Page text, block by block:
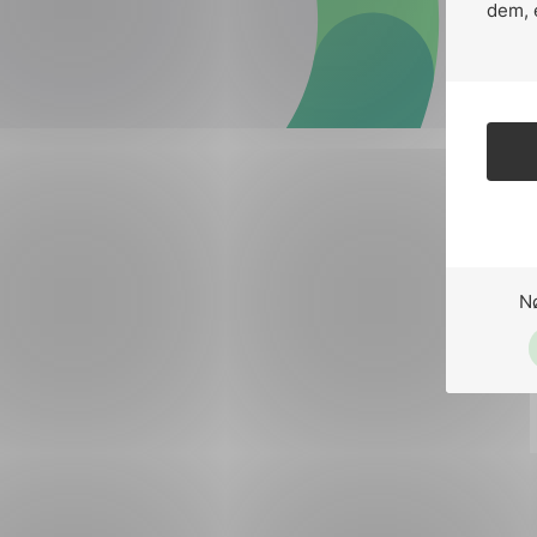
dem,
Forsvar og beredskap
Industri og automatisering
Lavspenning
Maritime elinstallasjoner